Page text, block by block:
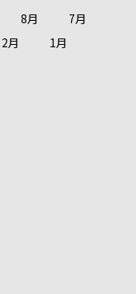
8月
7月
2月
1月